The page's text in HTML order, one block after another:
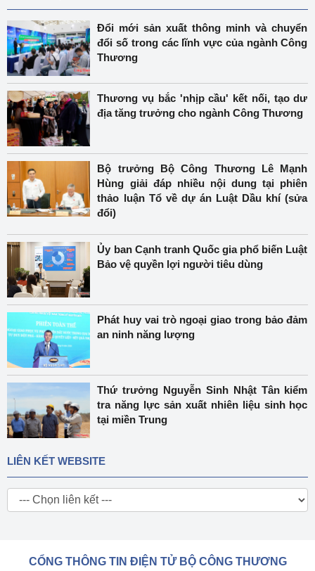
Đổi mới sản xuất thông minh và chuyển
đổi số trong các lĩnh vực của ngành Công
Thương
Thương vụ bắc 'nhịp cầu' kết nối, tạo dư
địa tăng trưởng cho ngành Công Thương
Bộ trưởng Bộ Công Thương Lê Mạnh
Hùng giải đáp nhiều nội dung tại phiên
thảo luận Tổ về dự án Luật Dầu khí (sửa
đổi)
Ủy ban Cạnh tranh Quốc gia phổ biến Luật
Bảo vệ quyền lợi người tiêu dùng
Phát huy vai trò ngoại giao trong bảo đảm
an ninh năng lượng
Thứ trưởng Nguyễn Sinh Nhật Tân kiểm
tra năng lực sản xuất nhiên liệu sinh học
tại miền Trung
LIÊN KẾT WEBSITE
CỔNG THÔNG TIN ĐIỆN TỬ BỘ CÔNG THƯƠNG